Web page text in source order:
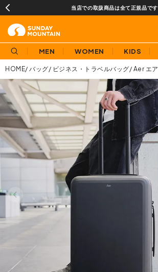
当店での取扱商品は全て正規品です
MEN WOMEN KIDS
HOME バッグ ビジネス・トラベルバッグ Aer エ